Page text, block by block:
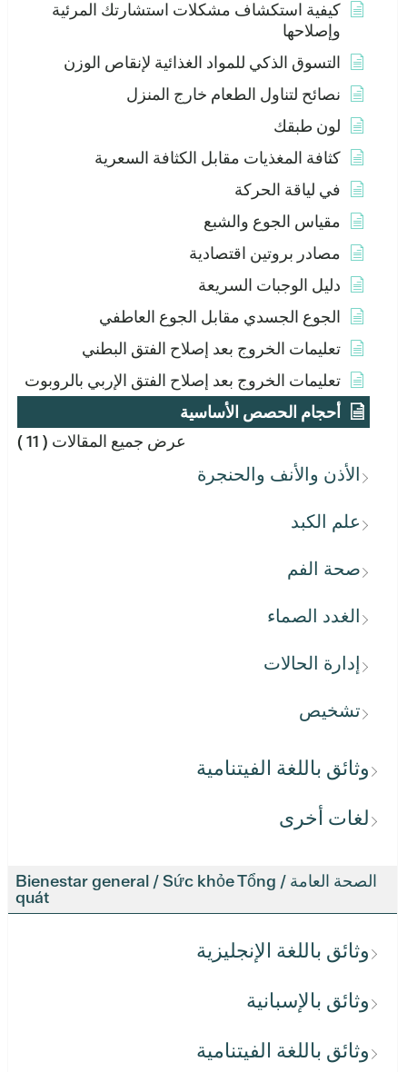
كيفية استكشاف مشكلات استشارتك المرئية
وإصلاحها
التسوق الذكي للمواد الغذائية لإنقاص الوزن
نصائح لتناول الطعام خارج المنزل
لون طبقك
كثافة المغذيات مقابل الكثافة السعرية
في لياقة الحركة
مقياس الجوع والشبع
مصادر بروتين اقتصادية
دليل الوجبات السريعة
الجوع الجسدي مقابل الجوع العاطفي
تعليمات الخروج بعد إصلاح الفتق البطني
تعليمات الخروج بعد إصلاح الفتق الإربي بالروبوت
أحجام الحصص الأساسية
عرض جميع المقالات ( 11 )
الأذن والأنف والحنجرة
علم الكبد
صحة الفم
الغدد الصماء
إدارة الحالات
تشخيص
وثائق باللغة الفيتنامية
لغات أخرى
الصحة العامة / Bienestar general / Sức khỏe Tổng
quát
وثائق باللغة الإنجليزية
وثائق بالإسبانية
وثائق باللغة الفيتنامية